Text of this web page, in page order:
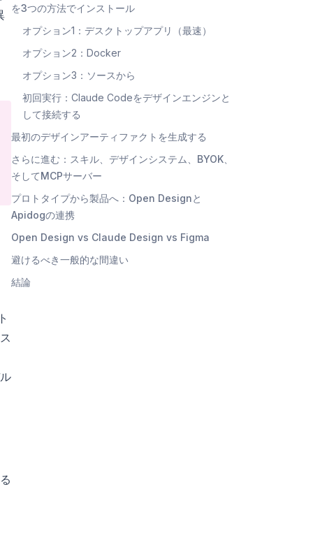
を3つの方法でインストール
オプション1：デスクトップアプリ（最速）
オプション2：Docker
オプション3：ソースから
初回実行：Claude Codeをデザインエンジンと
して接続する
最初のデザインアーティファクトを生成する
さらに進む：スキル、デザインシステム、BYOK、
そしてMCPサーバー
プロトタイプから製品へ：Open Designと
Apidogの連携
Open Design vs Claude Design vs Figma
避けるべき一般的な間違い
結論